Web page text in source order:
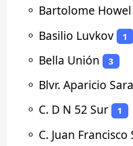
⚬ Bartolome Howel
⚬ Basilio Luvkov 1
⚬ Bella Unión 3
⚬ Blvr. Aparicio
⚬ C. D N 52 Sur 1
⚬ C. Juan Francisco